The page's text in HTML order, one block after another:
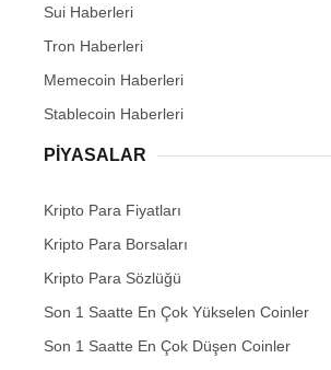
Sui Haberleri
Tron Haberleri
Memecoin Haberleri
Stablecoin Haberleri
PIYASALAR
Kripto Para Fiyatları
Kripto Para Borsaları
Kripto Para Sözlüğü
Son 1 Saatte En Çok Yükselen Coinler
Son 1 Saatte En Çok Düşen Coinler